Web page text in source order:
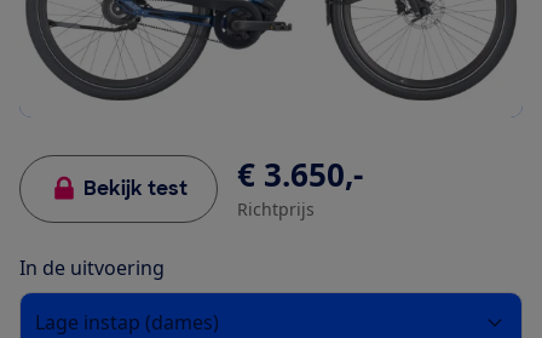
Bekijk test € 3.650,-
Richtprijs
In de uitvoering
Lage instap (dames)